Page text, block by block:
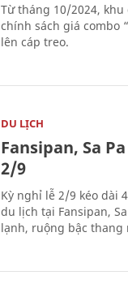
Từ tháng 10/2024,
chính sách giá combo
lên cáp treo.
DU LỊCH
Fansipan, Sa
2/9
Kỳ nghỉ lễ 2/9 kéo dài
du lịch tại Fansipan,
lạnh, ruộng bậc thang